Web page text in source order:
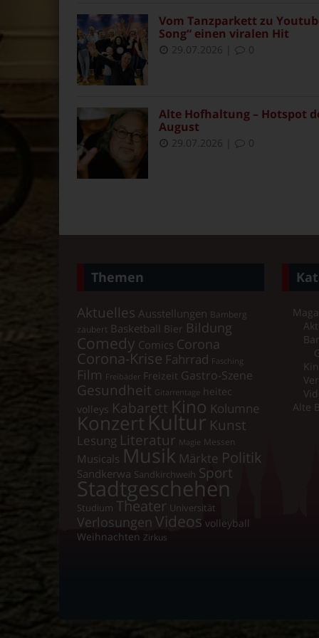
Vom Tanzparkett zu
Song“ einen viralen Hit
29.07.2026 0
Alte Hofhaltung – Hotspot
August
29.07.2026 0
Themen
Aktuelles Ausstellungen Bamberg
zaubert Basketball Bier Bildung
Comedy Comics Corona
Corona-Krise Fahrrad Fasching
Film Freibäder Freizeit Gastro-Szene
Gesundheit Gitarrentage heitec
volleys Kabarett Kino Kolumne
Konzert Kultur Kunst
Lesung Literatur Magie Messen
Musicals Musik Märkte Politik
Sandkerwa Sandkirchweih Sport
Stadtgeschehen
Studium Theater Universität
Verlosungen Videos volleyball
Weihnachten Zirkus
Alte